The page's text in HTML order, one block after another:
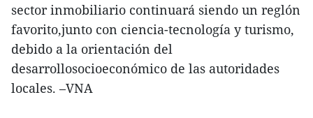
sector inmobiliario continuará siendo un reglón
favorito,junto con ciencia-tecnología y turismo,
debido a la orientación del
desarrollosocioeconómico de las autoridades
locales. –VNA